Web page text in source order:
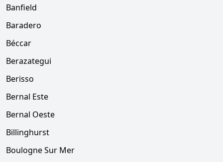
Banfield
Baradero
Béccar
Berazategui
Berisso
Bernal Este
Bernal Oeste
Billinghurst
Boulogne Sur Mer